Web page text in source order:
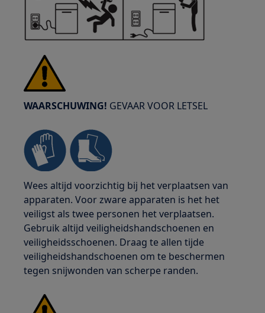
WAARSCHUWING! GEVAAR VOOR LETSEL
Wees altijd voorzichtig bij het verplaatsen van
apparaten. Voor zware apparaten is het het
veiligst als twee personen het verplaatsen.
Gebruik altijd veiligheidshandschoenen en
veiligheidsschoenen. Draag te allen tijde
veiligheidshandschoenen om te beschermen
tegen snijwonden van scherpe randen.